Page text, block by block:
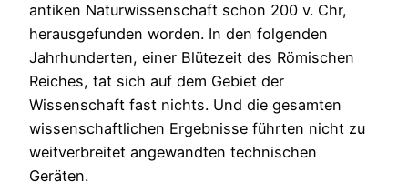
antiken Naturwissenschaft schon 200 v. Chr,
herausgefunden worden. In den folgenden
Jahrhunderten, einer Blütezeit des Römischen
Reiches, tat sich auf dem Gebiet der
Wissenschaft fast nichts. Und die gesamten
wissenschaftlichen Ergebnisse führten nicht zu
weitverbreitet angewandten technischen
Geräten.